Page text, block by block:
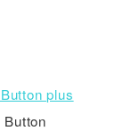
plus
Button